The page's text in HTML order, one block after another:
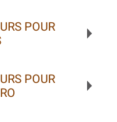
POUR
POUR